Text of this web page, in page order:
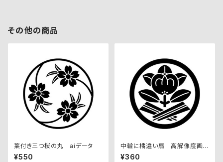
その他の商品
葉付き三つ桜の丸 aiデータ
¥550
中輪に橘違い扇 高解像度画
像セット
¥360